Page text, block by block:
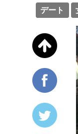
デート